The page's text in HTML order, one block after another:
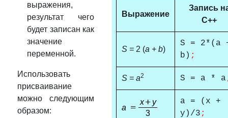
выражения,
результат чего
будет записан как
значение
переменной.
Использовать
присваивание
можно следующим
образом:
Выражение
Запись
С++
S = 2 (a + b)
S = 2*(a
b) ;
S = a2 S = a * a
a = (x +
y)/3 ;